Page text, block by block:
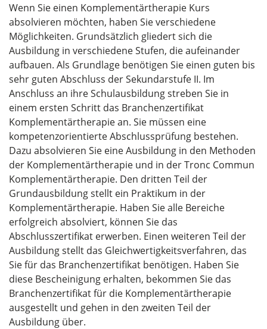
Wenn Sie einen Komplementärtherapie Kurs
absolvieren möchten, haben Sie verschiedene
Möglichkeiten. Grundsätzlich gliedert sich die
Ausbildung in verschiedene Stufen, die aufeinander
aufbauen. Als Grundlage benötigen Sie einen guten bis
sehr guten Abschluss der Sekundarstufe II. Im
Anschluss an ihre Schulausbildung streben Sie in
einem ersten Schritt das Branchenzertifikat
Komplementärtherapie an. Sie müssen eine
kompetenzorientierte Abschlussprüfung bestehen.
Dazu absolvieren Sie eine Ausbildung in den Methoden
der Komplementärtherapie und in der Tronc Commun
Komplementärtherapie. Den dritten Teil der
Grundausbildung stellt ein Praktikum in der
Komplementärtherapie. Haben Sie alle Bereiche
erfolgreich absolviert, können Sie das
Abschlusszertifikat erwerben. Einen weiteren Teil der
Ausbildung stellt das Gleichwertigkeitsverfahren, das
Sie für das Branchenzertifikat benötigen. Haben Sie
diese Bescheinigung erhalten, bekommen Sie das
Branchenzertifikat für die Komplementärtherapie
ausgestellt und gehen in den zweiten Teil der
Ausbildung über.